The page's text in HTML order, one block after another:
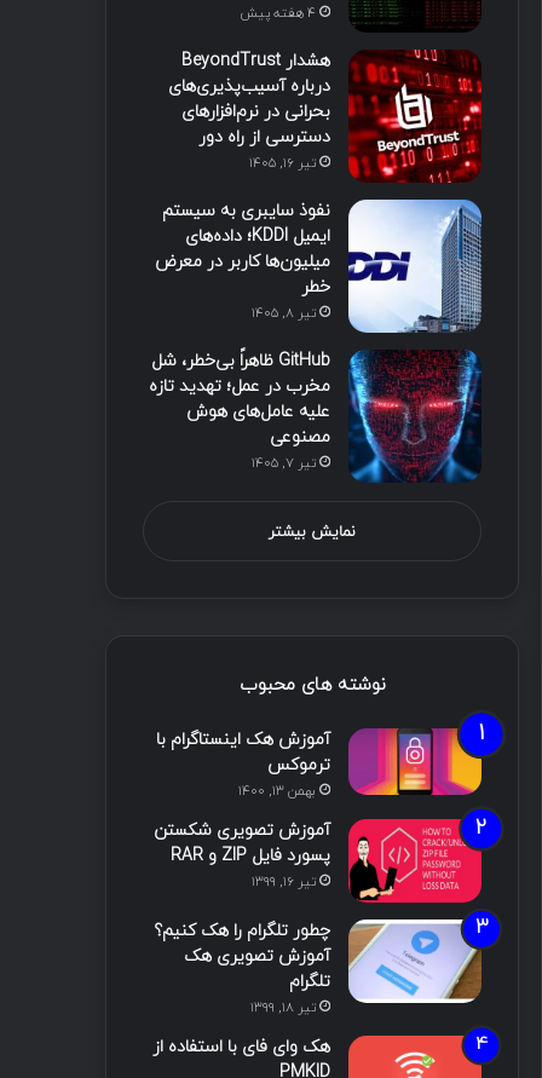
4 هفته پیش
هشدار BeyondTrust
درباره آسیب‌پذیری‌های
بحرانی در نرم‌افزارهای
دسترسی از راه دور
تیر ۱۶, ۱۴۰۵
نفوذ سایبری به سیستم
ایمیل KDDI؛ داده‌های
میلیون‌ها کاربر در معرض
خطر
تیر ۸, ۱۴۰۵
GitHub ظاهراً بی‌خطر، شل
مخرب در عمل؛ تهدید تازه
علیه عامل‌های هوش
مصنوعی
تیر ۷, ۱۴۰۵
نمایش بیشتر
نوشته های محبوب
آموزش هک اینستاگرام با
ترموکس
بهمن ۱۳, ۱۴۰۰
آموزش تصویری شکستن
پسورد فایل ZIP و RAR
تیر ۱۶, ۱۳۹۹
چطور تلگرام را هک کنیم؟
آموزش تصویری هک
تلگرام
تیر ۱۸, ۱۳۹۹
هک وای فای با استفاده از
PMKID